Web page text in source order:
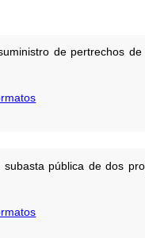
de pertrechos
pública de dos